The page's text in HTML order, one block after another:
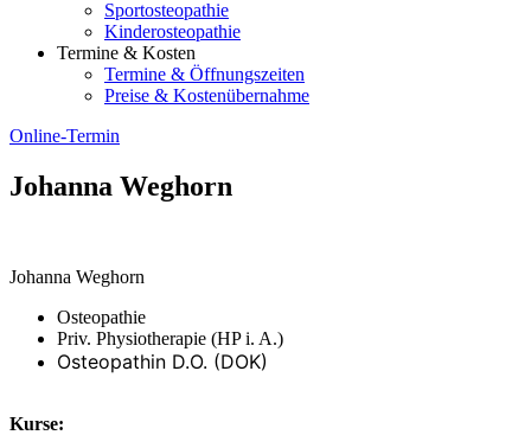
Sportosteopathie
Kinderosteopathie
Termine & Kosten
Termine & Öffnungszeiten
Preise & Kostenübernahme
Online-Termin
Johanna Weghorn
Johanna Weghorn
Osteopathie
Priv. Physiotherapie (HP i. A.)
Osteopathin D.O. (DOK)
Kurse: